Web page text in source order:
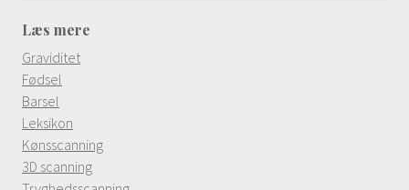
Læs mere
Graviditet
Fødsel
Barsel
Leksikon
Kønsscanning
3D scanning